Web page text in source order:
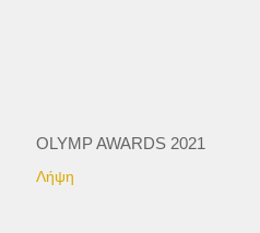
OLYMP AWARDS 2021
Λήψη